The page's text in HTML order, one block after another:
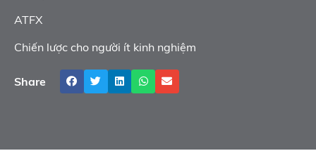
ATFX
Chiến lược cho người ít kinh nghiệm
Share